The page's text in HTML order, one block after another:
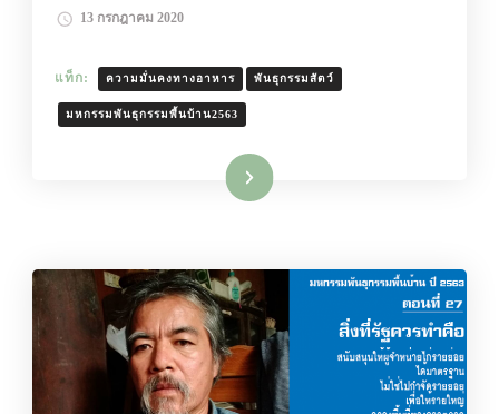
13 กรกฎาคม 2020
แท็ก: ความมั่นคงทางอาหาร พันธุกรรมสัตว์
มหกรรมพันธุกรรมพื้นบ้าน2563
อ่านเพิ่มเติม